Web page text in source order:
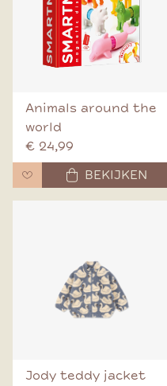
Animals around the
world
€ 24,99
BEKIJKEN
Jody teddy jacket